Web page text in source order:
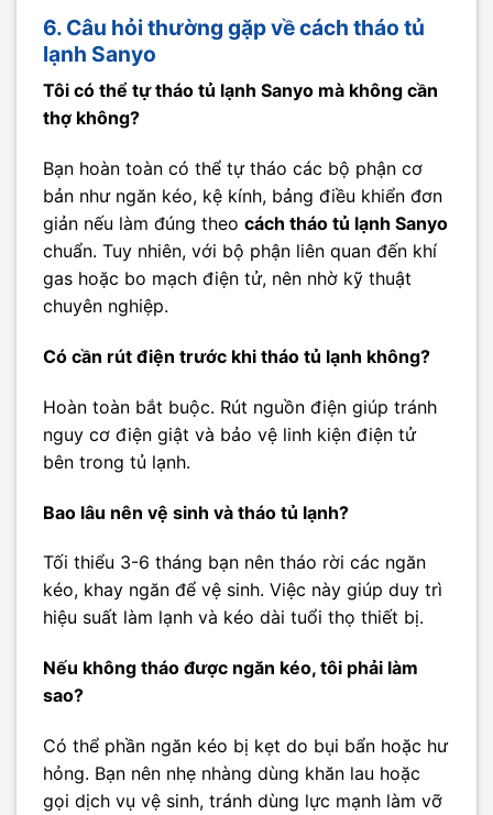
6. Câu hỏi thường gặp về cách tháo tủ
lạnh Sanyo
Tôi có thể tự tháo tủ lạnh Sanyo mà không cần
thợ không?
Bạn hoàn toàn có thể tự tháo các bộ phận cơ
bản như ngăn kéo, kệ kính, bảng điều khiển đơn
giản nếu làm đúng theo cách tháo tủ lạnh Sanyo
chuẩn. Tuy nhiên, với bộ phận liên quan đến khí
gas hoặc bo mạch điện tử, nên nhờ kỹ thuật
chuyên nghiệp.
Có cần rút điện trước khi tháo tủ lạnh không?
Hoàn toàn bắt buộc. Rút nguồn điện giúp tránh
nguy cơ điện giật và bảo vệ linh kiện điện tử
bên trong tủ lạnh.
Bao lâu nên vệ sinh và tháo tủ lạnh?
Tối thiểu 3-6 tháng bạn nên tháo rời các ngăn
kéo, khay ngăn để vệ sinh. Việc này giúp duy trì
hiệu suất làm lạnh và kéo dài tuổi thọ thiết bị.
Nếu không tháo được ngăn kéo, tôi phải làm
sao?
Có thể phần ngăn kéo bị kẹt do bụi bẩn hoặc hư
hỏng. Bạn nên nhẹ nhàng dùng khăn lau hoặc
gọi dịch vụ vệ sinh, tránh dùng lực mạnh làm vỡ